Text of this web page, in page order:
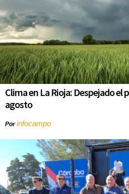
Clima en La Rioja: Despejado el
agosto
Porinfocampo